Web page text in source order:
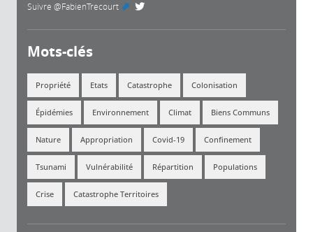
Suivre @FabienTrecourt (link is external)
Mots-clés
Propriété Etats Catastrophe Colonisation
Épidémies Environnement Climat Biens Communs
Nature Appropriation Covid-19 Confinement
Tsunami Vulnérabilité Répartition Populations
Crise Catastrophe Territoires